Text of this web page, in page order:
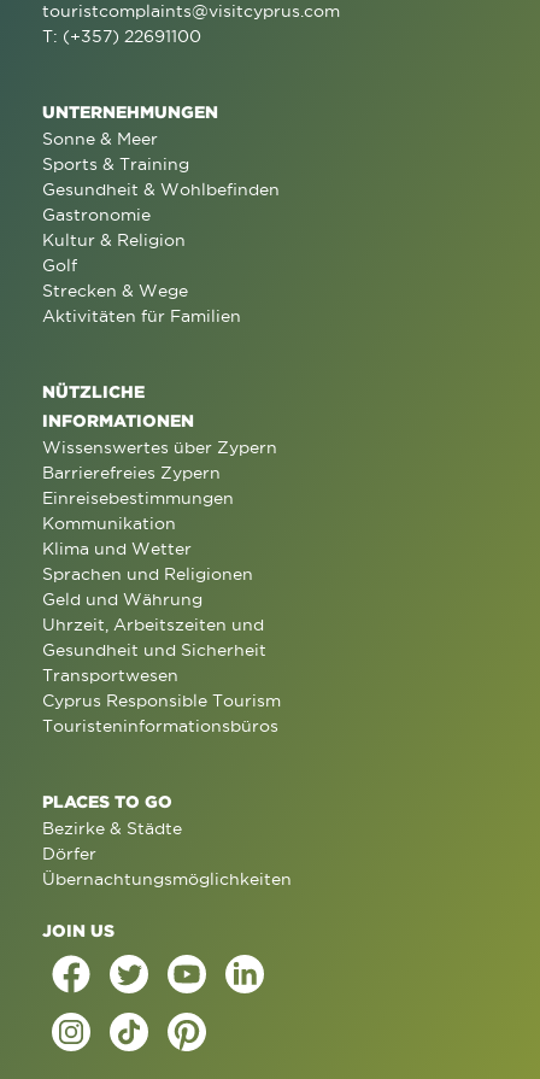
touristcomplaints@visitcyprus.com
T: (+357) 22691100
UNTERNEHMUNGEN
Sonne & Meer
Sports & Training
Gesundheit & Wohlbefinden
Gastronomie
Kultur & Religion
Golf
Strecken & Wege
Aktivitäten für Familien
NÜTZLICHE
INFORMATIONEN
Wissenswertes über Zypern
Barrierefreies Zypern
Einreisebestimmungen
Kommunikation
Klima und Wetter
Sprachen und Religionen
Geld und Währung
Uhrzeit, Arbeitszeiten und
Gesundheit und Sicherheit
Transportwesen
Cyprus Responsible Tourism
Touristeninformationsbüros
PLACES TO GO
Bezirke & Städte
Dörfer
Übernachtungsmöglichkeiten
JOIN US